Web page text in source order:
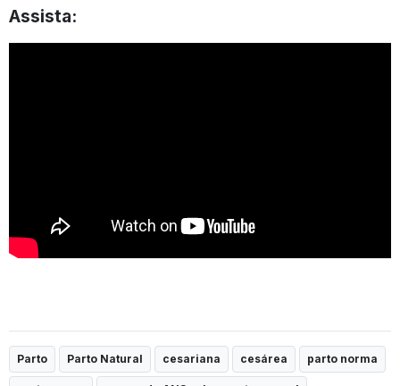
Assista:
Parto Parto Natural cesariana cesárea parto norma